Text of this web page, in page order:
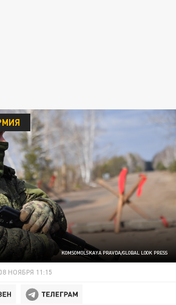
KOMSOMOLSKAYA PRAVDA/GLOBAL LOOK PRESS
08 НОЯБРЯ 11:15